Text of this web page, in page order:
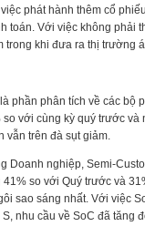
phát hành thêm cổ
toán. Với việc không phải
trong khi đưa ra thị trường
phần phân tích về các bộ
so với cùng kỳ quý trước
vẫn trên đà sụt giảm.
Doanh nghiệp, Semi-
41% so với Quý trước và
sao sáng nhất. Với việc
S, nhu cầu về SoC đã tăng